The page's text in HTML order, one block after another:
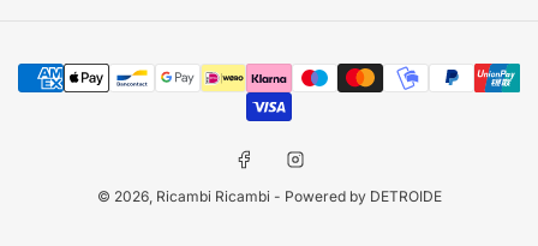
Modalità
di
pagamento
FacebookInstagram
© 2026, Ricambi Ricambi - Powered by DETROIDE